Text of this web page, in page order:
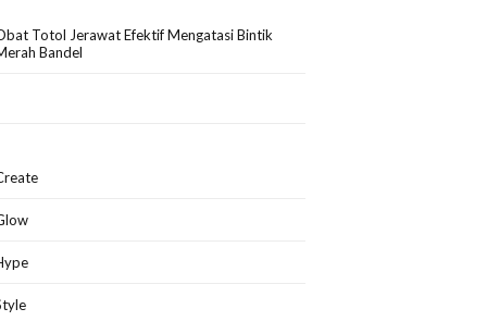
Totol Jerawat Efektif Mengatasi Bintik
Bandel